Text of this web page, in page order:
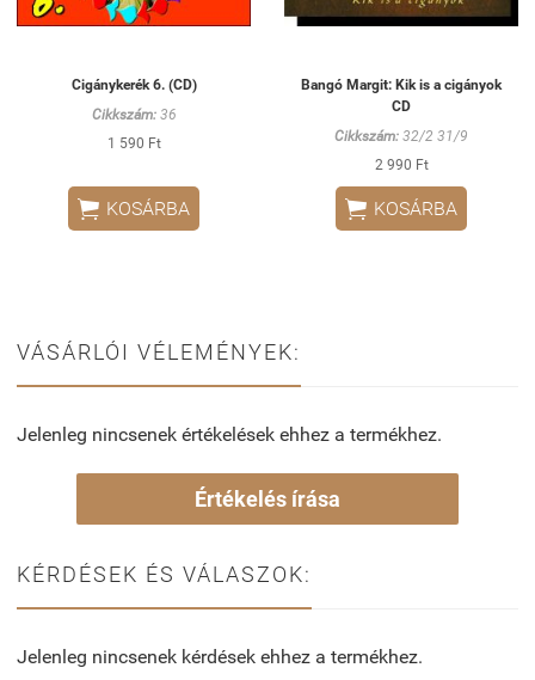
Cigánykerék 6. (CD)
Cikkszám:36
1 590 Ft
 KOSÁRBA
Bangó Margit: Kik is a cigányok
CD
Cikkszám: 32/2 31/9
2 990 Ft
 KOSÁRBA
VÁSÁRLÓI VÉLEMÉNYEK:
Jelenleg nincsenek értékelések ehhez a termékhez.
Értékelés írása
KÉRDÉSEK ÉS VÁLASZOK:
Jelenleg nincsenek kérdések ehhez a termékhez.